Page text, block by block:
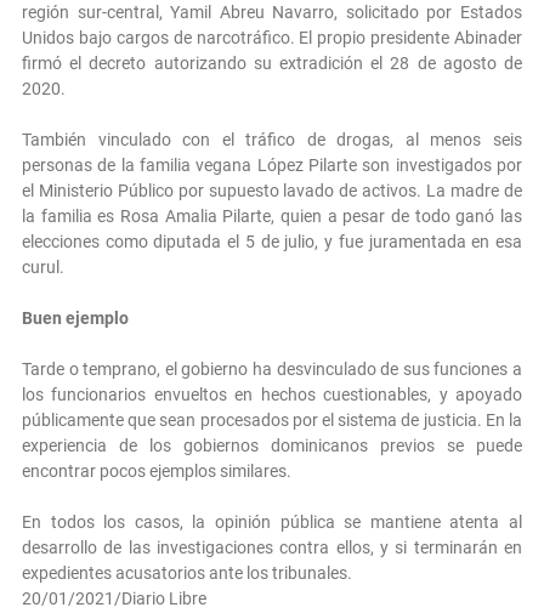
región sur-central, Yamil Abreu Navarro, solicitado por Estados
Unidos bajo cargos de narcotráfico. El propio presidente Abinader
firmó el decreto autorizando su extradición el 28 de agosto de
2020.
También vinculado con el tráfico de drogas, al menos seis
personas de la familia vegana López Pilarte son investigados por
el Ministerio Público por supuesto lavado de activos. La madre de
la familia es Rosa Amalia Pilarte, quien a pesar de todo ganó las
elecciones como diputada el 5 de julio, y fue juramentada en esa
curul.
Buen ejemplo
Tarde o temprano, el gobierno ha desvinculado de sus funciones a
los funcionarios envueltos en hechos cuestionables, y apoyado
públicamente que sean procesados por el sistema de justicia. En la
experiencia de los gobiernos dominicanos previos se puede
encontrar pocos ejemplos similares.
En todos los casos, la opinión pública se mantiene atenta al
desarrollo de las investigaciones contra ellos, y si terminarán en
expedientes acusatorios ante los tribunales.
20/01/2021/Diario Libre